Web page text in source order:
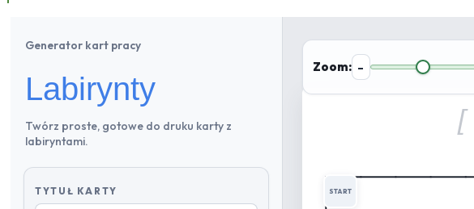
Generator kart pracy
Labirynty
Twórz proste, gotowe do druku karty z
labiryntami.
TYTUŁ KARTY
Zoom: -
[
START